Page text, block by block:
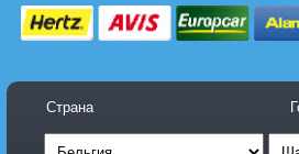
Страна